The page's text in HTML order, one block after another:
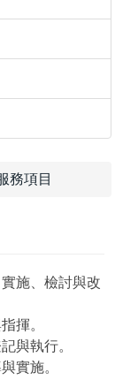
務項目
施、檢討與改
揮。
與執行。
實施。